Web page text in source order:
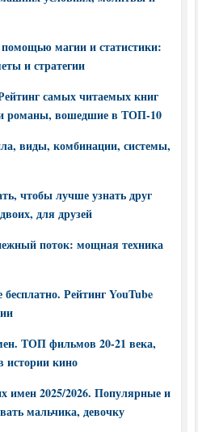
магии и статистики:
и стратегии
самых читаемых книг
и романы, вошедшие в ТОП-10
виды, комбинации, системы,
чтобы лучше узнать друг
для друзей
поток: мощная техника
Рейтинг YouTube
ТОП фильмов 20-21 века,
истории кино
имен 2025/2026. Популярные и
мальчика, девочку